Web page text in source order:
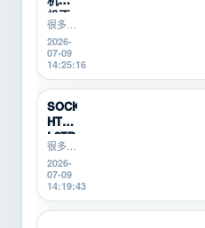
机不
稳定
怎么
办？
搬砖
新
手...
很多游
戏搬
砖、游
戏打金
新手在
使用云
手机挂
机时，
会遇到
掉线、
卡顿、
登录异
常、运
等问
2026-
07-09
14:25:16
SOCKS5、
HTTP、
L2TP/P...
很多游
戏搬
砖、游
戏打
金、多
开挂机
2026-
07-09
14:19:43